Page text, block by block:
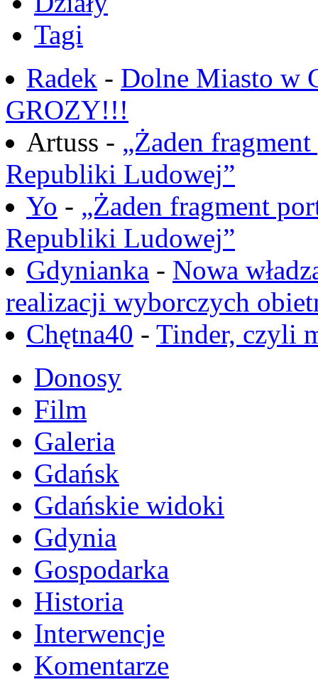
Tagi
Radek - Dolne Miasto w
GROZY!!!
Artuss - „Żaden
Republiki Ludowej”
Yo - „Żaden fragment
Republiki Ludowej”
Gdynianka - Nowa
realizacji wyborczych
Chętna40 - Tinder, czyli
Donosy
Film
Galeria
Gdańsk
Gdańskie widoki
Gdynia
Gospodarka
Historia
Interwencje
Komentarze